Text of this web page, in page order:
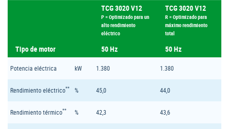
TCG 3020 V12
P = Optimizado para un
alto rendimiento
eléctrico
TCG 3020 V12
R = Optimizado para
máximo rendimiento
total
Tipo de motor 50 Hz 50 Hz
Potencia eléctrica kW 1.380 1.380
Rendimiento eléctrico** % 45,0 44,0
Rendimiento térmico** % 42,3 43,6